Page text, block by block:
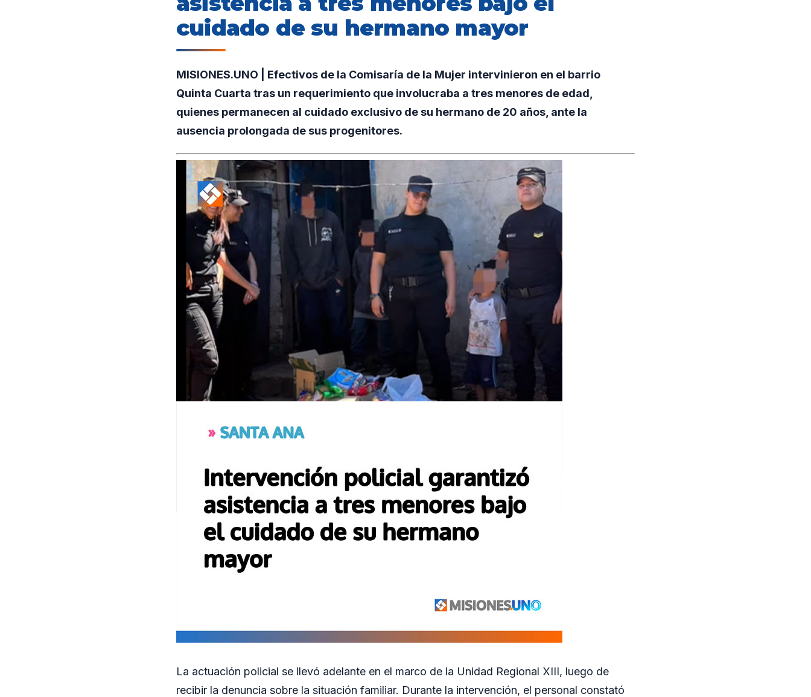
cuidado de su hermano mayor
MISIONES.UNO | Efectivos de la Comisaría de la Mujer intervinieron en el barrio
Quinta Cuarta tras un requerimiento que involucraba a tres menores de edad,
quienes permanecen al cuidado exclusivo de su hermano de 20 años, ante la
ausencia prolongada de sus progenitores.
La actuación policial se llevó adelante en el marco de la Unidad Regional XIII, luego de
recibir la denuncia sobre la situación familiar. Durante la intervención, el personal constató